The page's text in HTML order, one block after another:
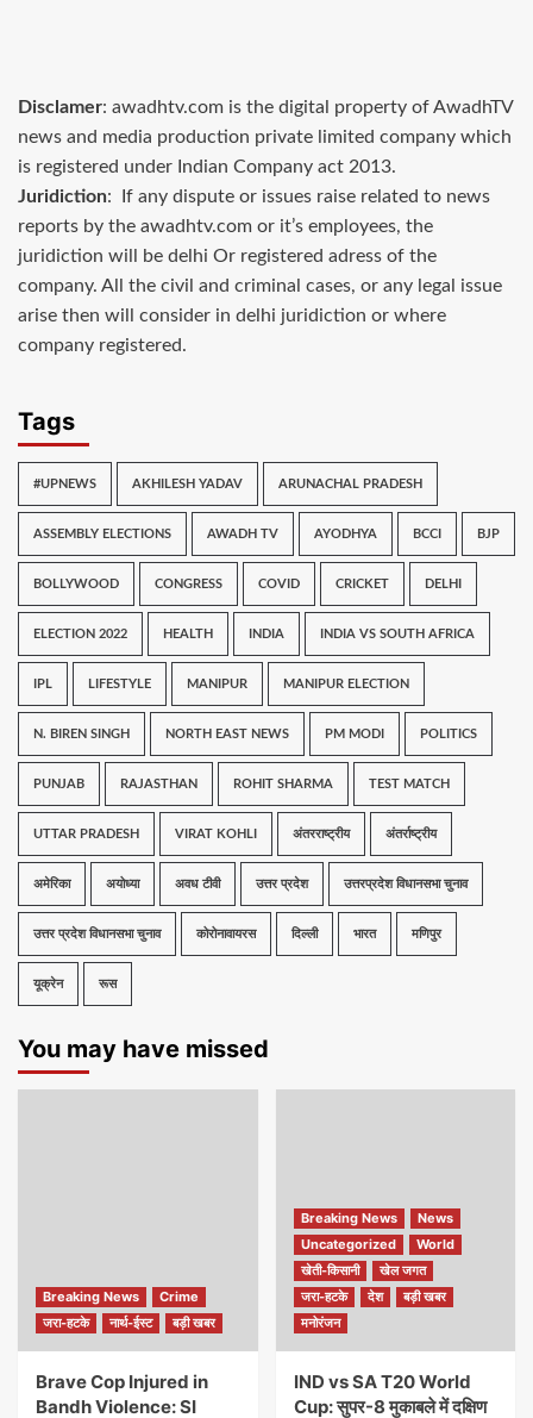
Disclamer: awadhtv.com is the digital property of AwadhTV
news and media production private limited company which
is registered under Indian Company act 2013.
Juridiction: If any dispute or issues raise related to news
reports by the awadhtv.com or it’s employees, the
juridiction will be delhi Or registered adress of the
company. All the civil and criminal cases, or any legal issue
arise then will consider in delhi juridiction or where
company registered.
Tags
#UPNEWS AKHILESH YADAV ARUNACHAL PRADESH
ASSEMBLY ELECTIONS AWADH TV AYODHYA BCCI BJP
BOLLYWOOD CONGRESS COVID CRICKET DELHI
ELECTION 2022 HEALTH INDIA INDIA VS SOUTH AFRICA
IPL LIFESTYLE MANIPUR MANIPUR ELECTION
N. BIREN SINGH NORTH EAST NEWS PM MODI POLITICS
PUNJAB RAJASTHAN ROHIT SHARMA TEST MATCH
UTTAR PRADESH VIRAT KOHLI अंतरराष्ट्रीय अंतर्राष्ट्रीय
अमेरिका अयोध्या अवध टीवी उत्तर प्रदेश उत्तरप्रदेश विधानसभा चुनाव
उत्तर प्रदेश विधानसभा चुनाव कोरोनावायरस दिल्ली भारत मणिपुर
यूक्रेन रूस
You may have missed
Breaking News
Crime
जरा-हटके
नार्थ-ईस्ट बड़ी खबर
Brave Cop Injured in
Bandh Violence: SI
Breaking News
News
Uncategorized
World
खेती-किसानी
खेल जगत
जरा-हटके
देश
बड़ी खबर
मनोरंजन
IND vs SA T20 World
Cup: सुपर-8 मुकाबले में दक्षिण